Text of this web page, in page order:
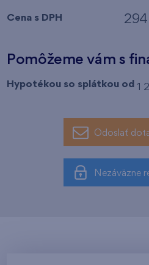
Cena s DPH
Pomôžeme vám s
Hypotékou so splátkou od 1
Odoslať
Nezáväzne